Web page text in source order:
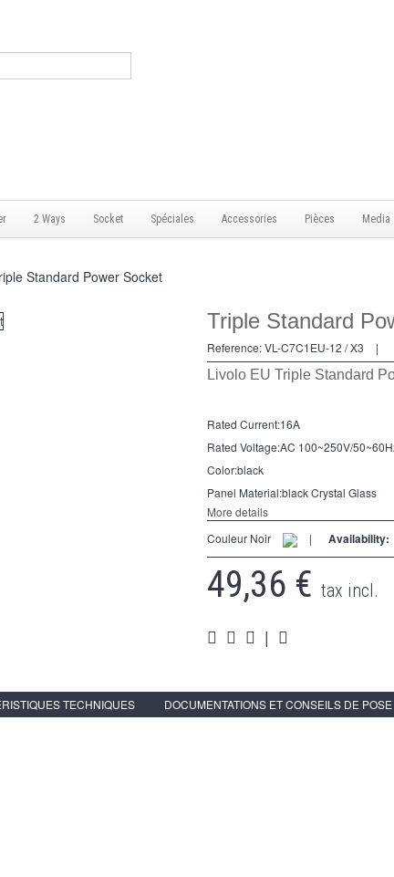
2 Ways Socket Spéciales Accessories Pièces Media
Standard Power Socket
Triple Standard
Reference:VL-C7C1EU-12 / X3
|
Livolo EU Triple Standard
Rated Current:16A
Rated Voltage:AC 100~250V/
Color:black
Panel Material:black Crystal Glass
More details
Couleur Noir
| Availability:
49,36 € tax incl.
|
TECHNIQUES DOCUMENTATIONS ET CONSEILS DE POSE